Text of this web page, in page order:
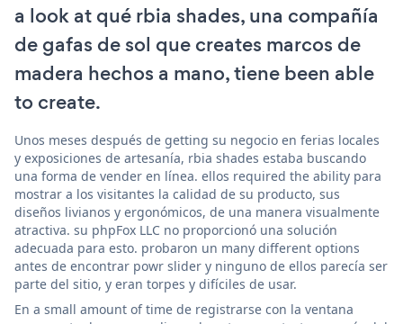
a look at qué rbia shades, una compañía
de gafas de sol que creates marcos de
madera hechos a mano, tiene been able
to create.
Unos meses después de getting su negocio en ferias locales
y exposiciones de artesanía, rbia shades estaba buscando
una forma de vender en línea. ellos required the ability para
mostrar a los visitantes la calidad de su producto, sus
diseños livianos y ergonómicos, de una manera visualmente
atractiva. su phpFox LLC no proporcionó una solución
adecuada para esto. probaron un many different options
antes de encontrar powr slider y ninguno de ellos parecía ser
parte del sitio, y eran torpes y difíciles de usar.
En a small amount of time de registrarse con la ventana